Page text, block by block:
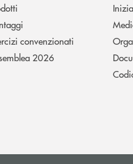
convenzionati
2026